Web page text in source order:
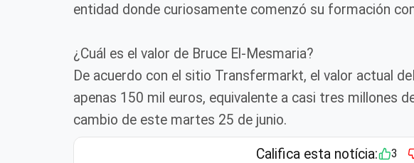
entidad donde curiosamente comenzó su formación
¿Cuál es el valor de Bruce El-Mesmaria?
De acuerdo con el sitio Transfermarkt, el valor actual
apenas 150 mil euros, equivalente a casi tres millones
cambio de este martes 25 de junio.
Califica esta notícia: 3